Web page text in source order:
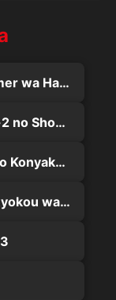
Hell Mode: Yarikomizuki no Gamer wa Hai Settei no Isekai de Musou suru
Tensei Kenja no Isekai Life: Dai-2 no Shokugyou wo Ete, Sekai Saikyou ni Narimashita
Kanpekisugite Kawaige ga Nai to Konyaku Haki sareta Seijo wa Ringoku ni Urareru
Yuusha, Yamemasu: Kenshuu Ryokou wa Mokuteki wo Miushinau na